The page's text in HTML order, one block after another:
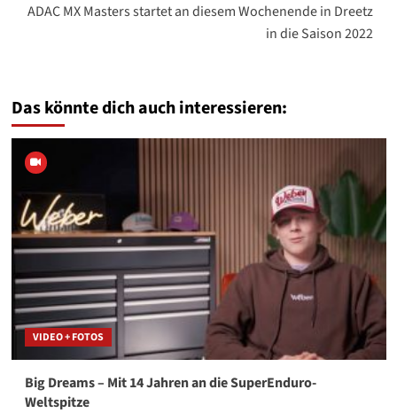
ADAC MX Masters startet an diesem Wochenende in Dreetz
in die Saison 2022
Das könnte dich auch interessieren:
VIDEO + FOTOS
Big Dreams – Mit 14 Jahren an die SuperEnduro-
Weltspitze